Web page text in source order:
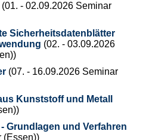
(01. - 02.09.2026 Seminar
Sicherheitsdatenblätter
(02. - 03.09.2026
(07. - 16.09.2026 Seminar
Kunststoff und Metall
Grundlagen und Verfahren
(Essen))